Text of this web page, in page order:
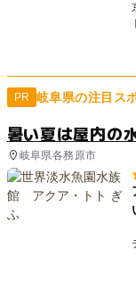
PR 岐阜県の注目ス
暑い夏は屋内の
岐阜県各務原市